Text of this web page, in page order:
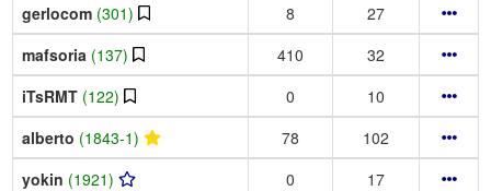
gerlocom (301) 8
27
mafsoria (137) 410
32
iTsRMT (122) 0
10
alberto (1843-1) 78
102
yokin (1921) 0
17